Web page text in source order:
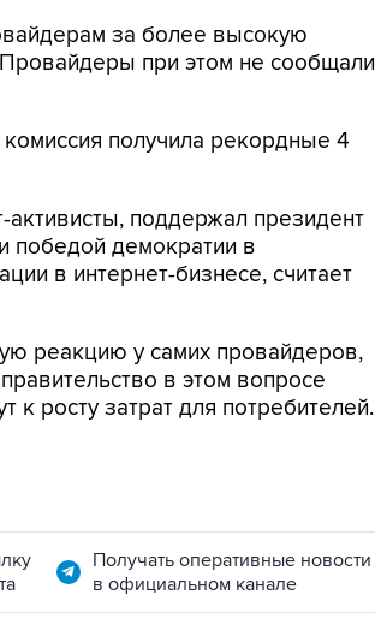
за более высокую
при этом не сообщали
получила рекордные 4
поддержал президент
демократии в
в интернет-бизнесе, считает
реакцию у самих провайдеров,
в этом вопросе
к росту затрат для потребителей.
Получать оперативные новости
в официальном канале